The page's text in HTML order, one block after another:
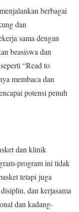
berbagai
dan
sama dengan
beasiswa dan
“Read to
membaca dan
potensi penuh
dan klinik
program ini tidak
tetapi juga
dan kerjasama
dan kadang-